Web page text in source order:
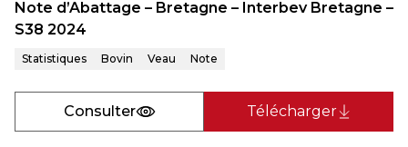
Note d’Abattage – Bretagne – Interbev Bretagne –
S38 2024
Statistiques Bovin Veau Note
Consulter Télécharger